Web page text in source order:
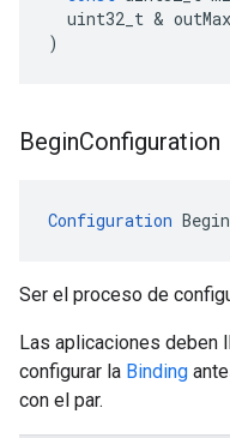
uint32_t &
)
BeginConfiguration
Configuration
Ser el proceso de
Las aplicaciones deben
configurar la Binding
con el par.